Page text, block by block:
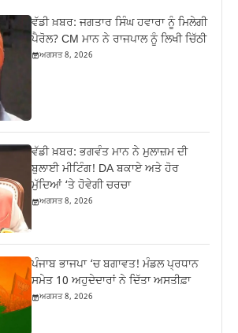
ਵੱਡੀ ਖ਼ਬਰ: ਜਗਤਾਰ ਸਿੰਘ ਹਵਾਰਾ ਨੂੰ ਮਿਲੇਗੀ
ਪੈਰੋਲ? CM ਮਾਨ ਨੇ ਰਾਜਪਾਲ ਨੂੰ ਲਿਖੀ ਚਿੱਠੀ
ਅਗਸਤ 8, 2026
ਵੱਡੀ ਖ਼ਬਰ: ਭਗਵੰਤ ਮਾਨ ਨੇ ਮੁਲਾਜ਼ਮ ਦੀ
ਬੁਲਾਈ ਮੀਟਿੰਗ! DA ਬਕਾਏ ਅਤੇ ਹੋਰ
ਮੁੱਦਿਆਂ ‘ਤੇ ਹੋਵੇਗੀ ਚਰਚਾ
ਅਗਸਤ 8, 2026
ਪੰਜਾਬ ਭਾਜਪਾ ‘ਚ ਬਗਾਵਤ! ਮੰਡਲ ਪ੍ਰਧਾਨ
ਸਮੇਤ 10 ਅਹੁਦੇਦਾਰਾਂ ਨੇ ਦਿੱਤਾ ਅਸਤੀਫ਼ਾ
ਅਗਸਤ 8, 2026